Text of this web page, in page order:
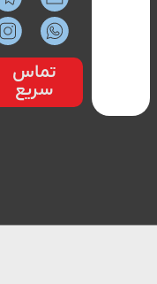
تماس
سریع